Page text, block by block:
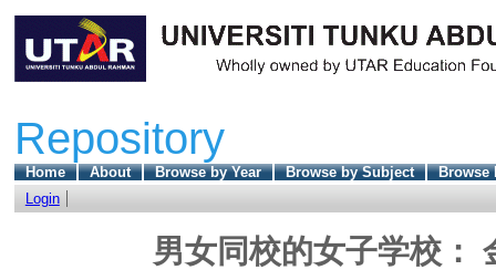
Repository
Home About Browse by Year Browse by Subject
Browse
Login
男女同校的女子学校：